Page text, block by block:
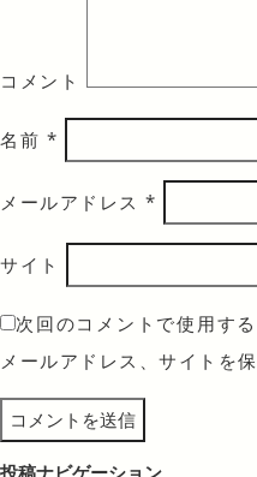
コメント
名前 *
メールアドレス *
サイト
次回のコメントで使用す
メールアドレス、サイトを保
投稿ナビゲーション